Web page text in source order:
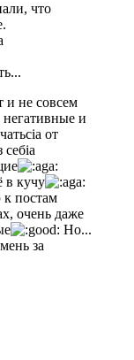
что
и не совсем
и
от
себia
в кучу
к постам
очень даже
Но...
за